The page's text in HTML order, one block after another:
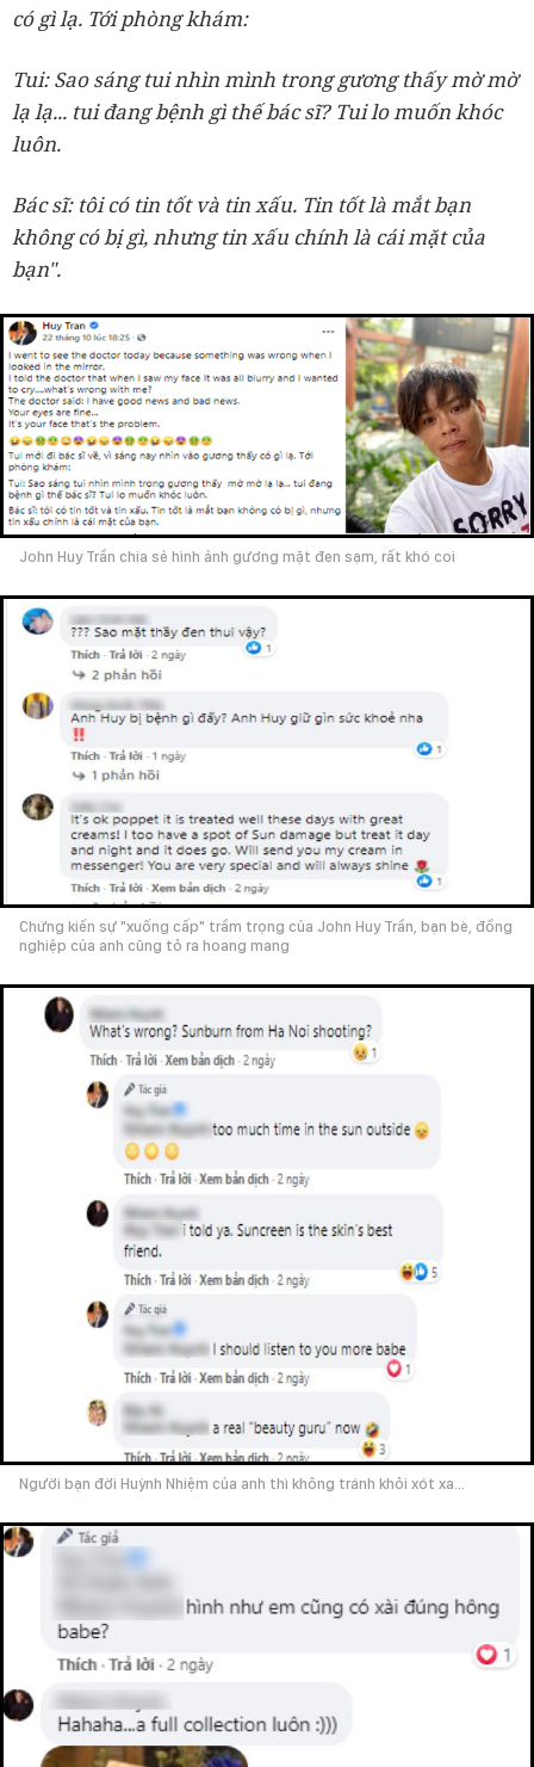
có gì lạ. Tới phòng khám:
Tui: Sao sáng tui nhìn mình trong gương thấy mờ mờ
lạ lạ... tui đang bệnh gì thế bác sĩ? Tui lo muốn khóc
luôn.
Bác sĩ: tôi có tin tốt và tin xấu. Tin tốt là mắt bạn
không có bị gì, nhưng tin xấu chính là cái mặt của
bạn".
John Huy Trần chia sẻ hình ảnh gương mặt đen sạm, rất khó coi
Chứng kiến sự "xuống cấp" trầm trọng của John Huy Trần, bạn bè, đồng
nghiệp của anh cũng tỏ ra hoang mang
Người bạn đời Huỳnh Nhiệm của anh thì không tránh khỏi xót xa...